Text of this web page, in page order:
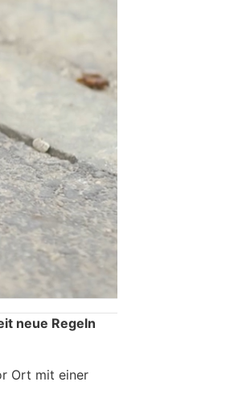
neue Regeln
Ort mit einer